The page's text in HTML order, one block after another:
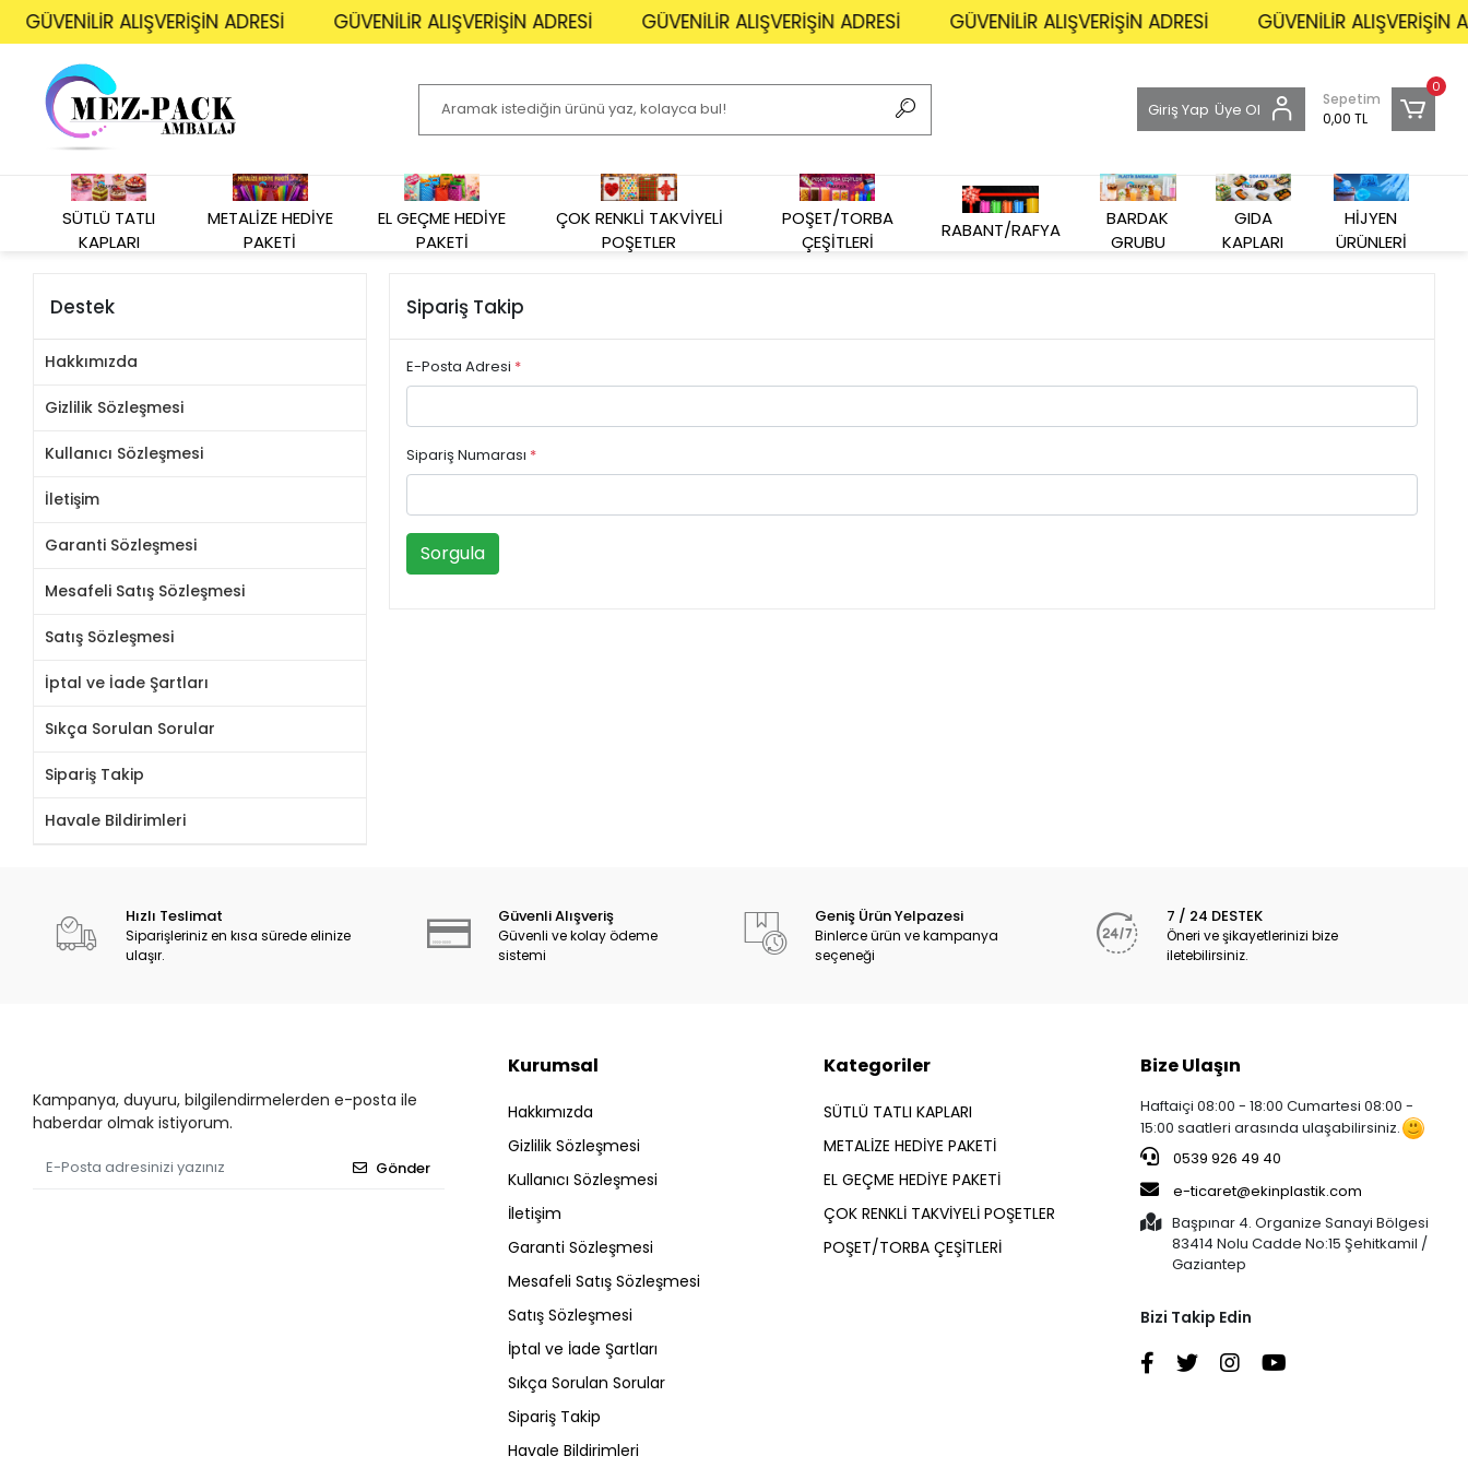
GÜVENİLİR ALIŞVERİŞİN ADRESİ GÜVENİLİR ALIŞVERİŞİN ADRESİ GÜVENİLİR ALIŞVERİŞİN ADRESİ GÜVENİLİR ALIŞVERİŞİN ADRESİ GÜVENİLİR ALIŞVERİŞİN
Giriş Yap Üye Ol
0
Sepetim
0,00 TL
SÜTLÜ TATLI
KAPLARI
METALİZE HEDİYE
PAKETİ
EL GEÇME HEDİYE
PAKETİ
ÇOK RENKLİ TAKVİYELİ
POŞETLER
POŞET/TORBA
ÇEŞİTLERİ
RABANT/RAFYA
BARDAK
GRUBU
GIDA
KAPLARI
HİJYEN
ÜRÜNLERİ
Destek
Hakkımızda
Gizlilik Sözleşmesi
Kullanıcı Sözleşmesi
İletişim
Garanti Sözleşmesi
Mesafeli Satış Sözleşmesi
Satış Sözleşmesi
İptal ve İade Şartları
Sıkça Sorulan Sorular
Sipariş Takip
Havale Bildirimleri
Sipariş Takip
E-Posta Adresi *
Sipariş Numarası *
Sorgula
Hızlı Teslimat
Siparişleriniz en kısa sürede elinize
ulaşır.
Güvenli Alışveriş
Güvenli ve kolay ödeme
sistemi
Geniş Ürün Yelpazesi
Binlerce ürün ve kampanya
seçeneği
7 / 24 DESTEK
Öneri ve şikayetlerinizi bize
iletebilirsiniz.
Kampanya, duyuru, bilgilendirmelerden e-posta ile
haberdar olmak istiyorum.
Gönder
Kurumsal
Hakkımızda
Gizlilik Sözleşmesi
Kullanıcı Sözleşmesi
İletişim
Garanti Sözleşmesi
Mesafeli Satış Sözleşmesi
Satış Sözleşmesi
İptal ve İade Şartları
Sıkça Sorulan Sorular
Sipariş Takip
Havale Bildirimleri
Kategoriler
SÜTLÜ TATLI KAPLARI
METALİZE HEDİYE PAKETİ
EL GEÇME HEDİYE PAKETİ
ÇOK RENKLİ TAKVİYELİ POŞETLER
POŞET/TORBA ÇEŞİTLERİ
Bize Ulaşın
Haftaiçi 08:00 - 18:00 Cumartesi 08:00 -
15:00 saatleri arasında ulaşabilirsiniz.
0539 926 49 40
e-ticaret@ekinplastik.com
Başpınar 4. Organize Sanayi Bölgesi
83414 Nolu Cadde No:15 Şehitkamil /
Gaziantep
Bizi Takip Edin